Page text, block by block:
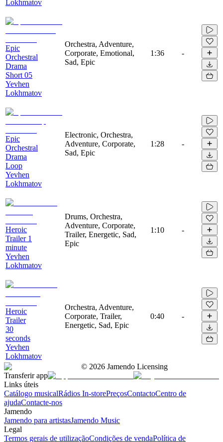
Lokhmatov
Epic
Orchestral
Drama
Short 05
Yevhen
Lokhmatov
Orchestra, Adventure,
Corporate, Emotional,
Sad, Epic
1:36 -
Epic
Orchestral
Drama
Loop
Yevhen
Lokhmatov
Electronic, Orchestra,
Adventure, Corporate,
Sad, Epic
1:28 -
Heroic
Trailer 1
minute
Yevhen
Lokhmatov
Drums, Orchestra,
Adventure, Corporate,
Trailer, Energetic, Sad,
Epic
1:10 -
Heroic
Trailer
30
seconds
Yevhen
Lokhmatov
Orchestra, Adventure,
Corporate, Trailer,
Energetic, Sad, Epic
0:40 -
© 2026 Jamendo Licensing
Transferir app
Links úteis
Catálogo musicalRádios In-storePreçosContactoCentro de
ajudaContacte-nos
Jamendo
Jamendo para artistasJamendo Music
Legal
Termos gerais de utilizaçãoCondições de vendaPolítica de